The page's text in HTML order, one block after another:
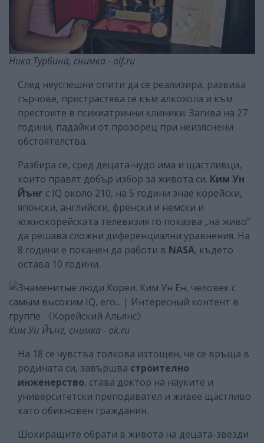
Ника Турбина, снимка - aif.ru
След неуспешни опити да се реализира, развива
гърчове, пристрастява се към алкохола и към
престоите в психиатрични клиники. Загива на 27
години, падайки от прозорец при неизяснени
обстоятелства.
Разбира се, сред децата-чудо има и щастливци,
които правят добър избор за живота си. Ким Ун
Йънг с IQ около 210, на 5 години знае корейски,
японски, английски, френски и немски и
южнокорейската телевизия го показва „на живо”
да решава сложни диференциални уравнения. На
8 години е поканен да работи в NASA, където
остава 10 години.
Ким Ун Йънг, снимка - ok.ru
На 18 се чувства толкова изтощен, че се връща в
родината си, завършва строително
инженерство, става доктор на науките и
университетски преподавател и живее щастливо
като обикновен гражданин.
Шокиращите обрати в живота на децата-звезди